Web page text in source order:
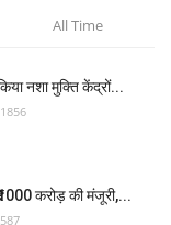
All Time
नशा मुक्ति केंद्रों...
1856
करोड़ की मंजूरी,...
587